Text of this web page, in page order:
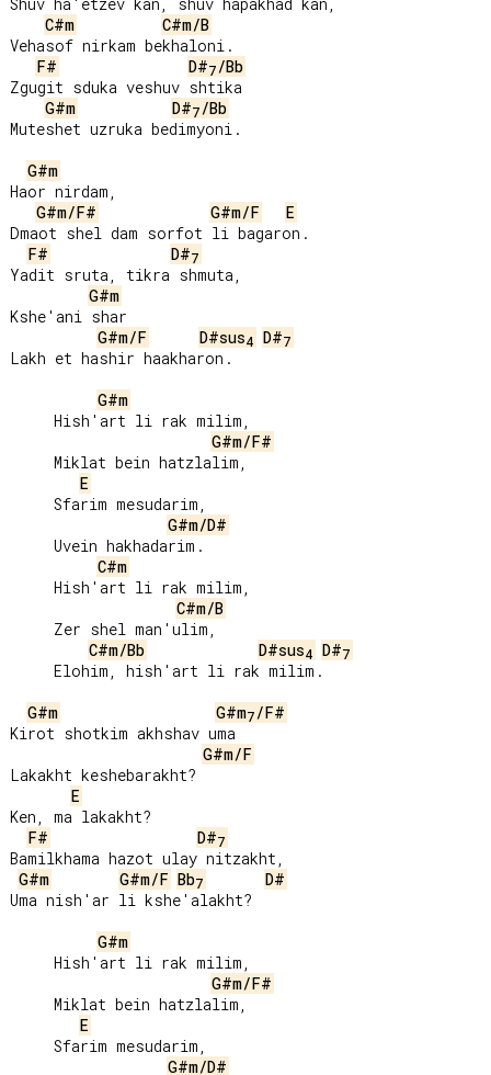
C#m
C#m/B
Vehasof nirkam bekhaloni.
F#
D#7/Bb
Zgugit sduka veshuv shtika
G#m
D#7/Bb
Muteshet uzruka bedimyoni.
G#m
Haor nirdam,
G#m/F#
G#m/F
E
Dmaot shel dam sorfot li bagaron.
F#
D#7
Yadit sruta, tikra shmuta,
G#m
Kshe'ani shar
G#m/F
D#sus4 D#7
Lakh et hashir haakharon.
G#m
G#m/F#
E
G#m/D#
C#m
C#m/B
C#m/Bb
D#sus4 D#7
G#m
G#m7/F#
Kirot shotkim akhshav uma
G#m/F
Lakakht keshebarakht?
E
Ken, ma lakakht?
F#
D#7
Bamilkhama hazot ulay nitzakht,
G#m
G#m/F Bb7
D#
Uma nish'ar li kshe'alakht?
G#m
G#m/F#
E
G#m/D#